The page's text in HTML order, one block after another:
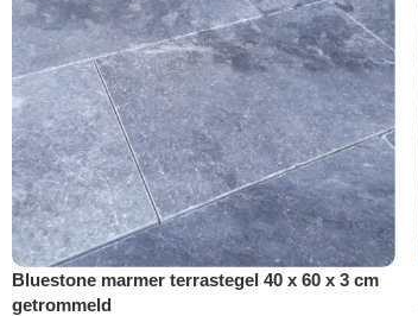
Bluestone marmer terrastegel 40 x 60 x 3 cm
getrommeld